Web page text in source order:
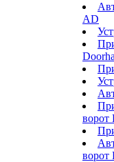
AD
ворот
ворот